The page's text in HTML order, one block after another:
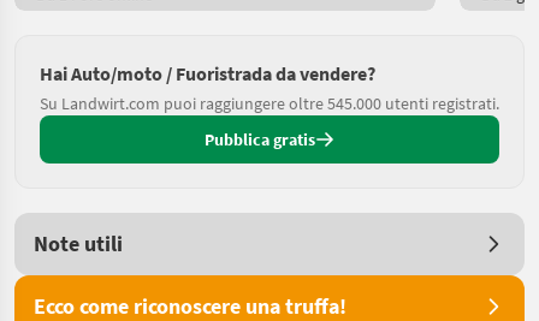
Hai Auto/moto / Fuoristrada da vendere?
Su Landwirt.com puoi raggiungere oltre 545.000 utenti registrati.
Pubblica gratis
Note utili
Ecco come riconoscere una truffa!